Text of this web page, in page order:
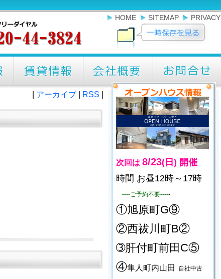
HOME SITEMAP PRIVACY
アーカイブ RSS
次回は 8/23(日) 開催
時間 お昼12時～17時
----ご予約不要-----
①旭原町G⑨
②西祓川町B②
➂肝付町前田C⑤
④隼人町内山田 自社中古